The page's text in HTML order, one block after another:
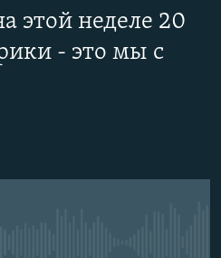
этой неделе 20
- это мы с